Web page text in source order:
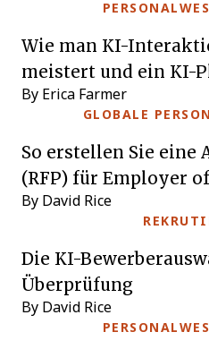
Wie man KI-
meistert und ein KI-
By Erica Farmer
GLOBALE
So erstellen Sie eine
(RFP) für Employer
By David Rice
Die KI-
Überprüfung
By David Rice